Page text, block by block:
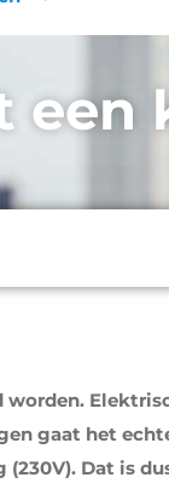
een
worden.
gaat het
Dat is